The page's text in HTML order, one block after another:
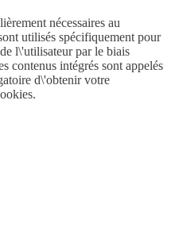
nécessaires au
utilisés spécifiquement pour
l\'utilisateur par le biais
contenus intégrés sont appelés
d\'obtenir votre